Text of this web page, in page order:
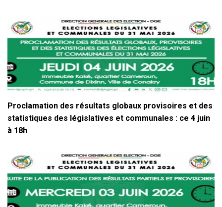
Proclamation des résultats globaux provisoires et des
statistiques des législatives et communales : ce 4 juin
à 18h